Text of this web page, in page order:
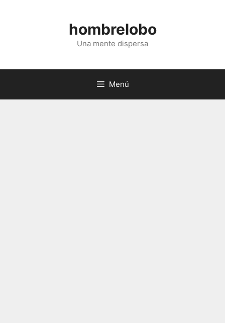
hombrelobo
Una mente dispersa
Menú